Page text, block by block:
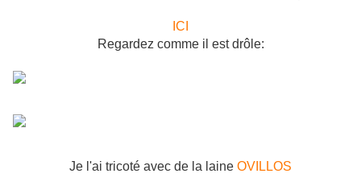
ICI
Regardez comme il est drôle:
Je l'ai tricoté avec de la laine OVILLOS